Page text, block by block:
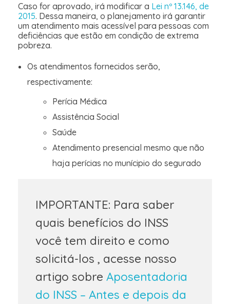
Caso for aprovado, irá modificar a Lei nº 13.146, de
2015. Dessa maneira, o planejamento irá garantir
um atendimento mais acessível para pessoas com
deficiências que estão em condição de extrema
pobreza.
Os atendimentos fornecidos serão,
respectivamente:
Perícia Médica
Assistência Social
Saúde
Atendimento presencial mesmo que não
haja perícias no munícipio do segurado
IMPORTANTE: Para saber
quais benefícios do INSS
você tem direito e como
solicitá-los , acesse nosso
artigo sobre Aposentadoria
do INSS – Antes e depois da